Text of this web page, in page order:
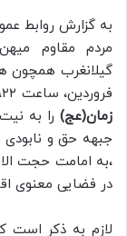
به گزارش روابط
مردم مقاوم
گیلانغرب
فروردین، ساعت ۲۲، بعد ازاجتماع در خیابان ،
زمان(عج) را به
جبهه حق و
،به امامت حجت
در فضایی معنوی
لازم به ذکر است